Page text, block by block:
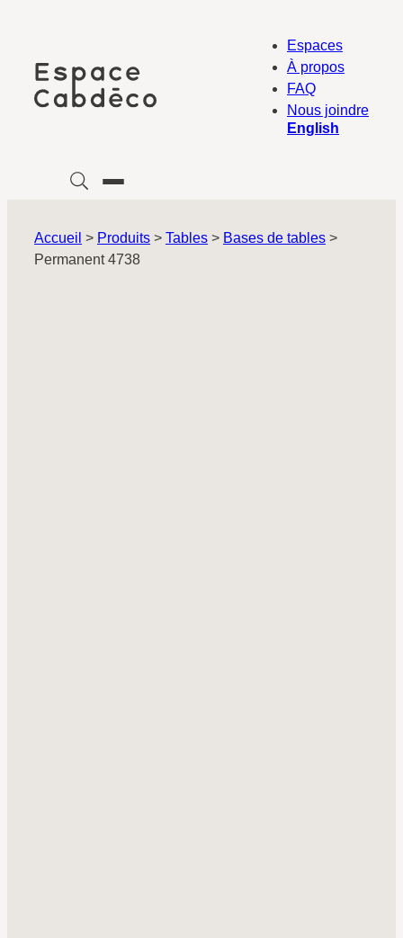
contenu
Espaces
À propos
FAQ
Nous joindre
English
Accueil > Produits > Tables > Bases de tables >
Permanent 4738